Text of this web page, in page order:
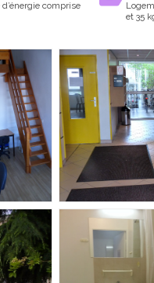
comprise
et 35